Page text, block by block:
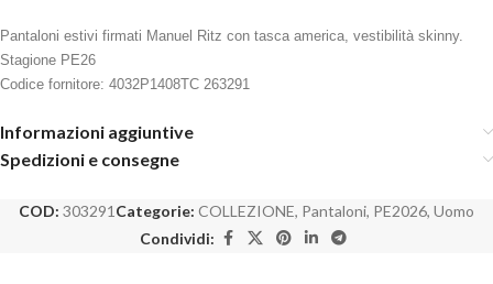
Pantaloni estivi firmati Manuel Ritz con tasca america, vestibilità skinny.
Stagione PE26
Codice fornitore: 4032P1408TC 263291
Informazioni aggiuntive
Spedizioni e consegne
COD: 303291 Categorie: COLLEZIONE, Pantaloni, PE2026, Uomo
Condividi: